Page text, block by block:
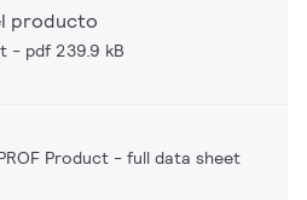
producto
pdf 239.9 kB
Product - full data sheet